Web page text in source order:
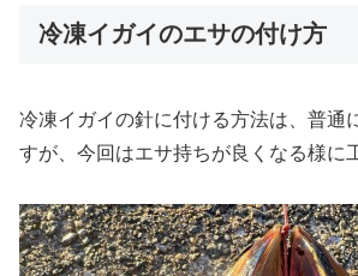
冷凍イガイのエサの付け方
冷凍イガイの針に付ける方法は、普通
すが、今回はエサ持ちが良くなる様に